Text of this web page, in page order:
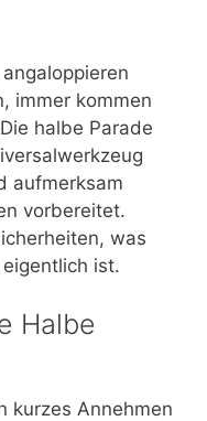
immer kommen
halbe Parade
aufmerksam
vorbereitet.
was
ist.
Halbe
kurzes Annehmen